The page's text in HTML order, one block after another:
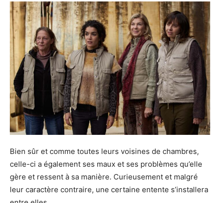
Bien sûr et comme toutes leurs voisines de chambres,
celle-ci a également ses maux et ses problèmes qu’elle
gère et ressent à sa manière. Curieusement et malgré
leur caractère contraire, une certaine entente s’installera